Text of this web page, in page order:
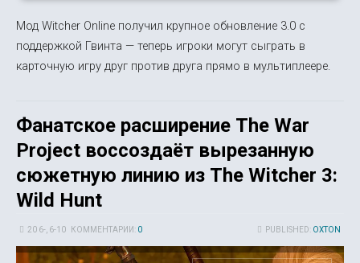
Мод Witcher Online получил крупное обновление 3.0 с
поддержкой Гвинта — теперь игроки могут сыграть в
карточную игру друг против друга прямо в мультиплеере.
Фанатское расширение The War
Project воссоздаёт вырезанную
сюжетную линию из The Witcher 3:
Wild Hunt
PUBLISHED: OXTON
20 6-, 6-10 КОММЕНТАРИИ: 0